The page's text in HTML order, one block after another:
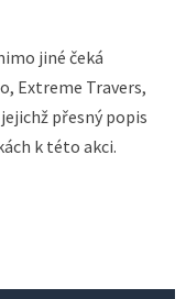
jiné čeká
Extreme Travers,
přesný popis
k této akci.